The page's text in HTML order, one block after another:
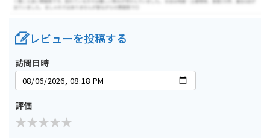
レビューを投稿する
訪問日時
評価